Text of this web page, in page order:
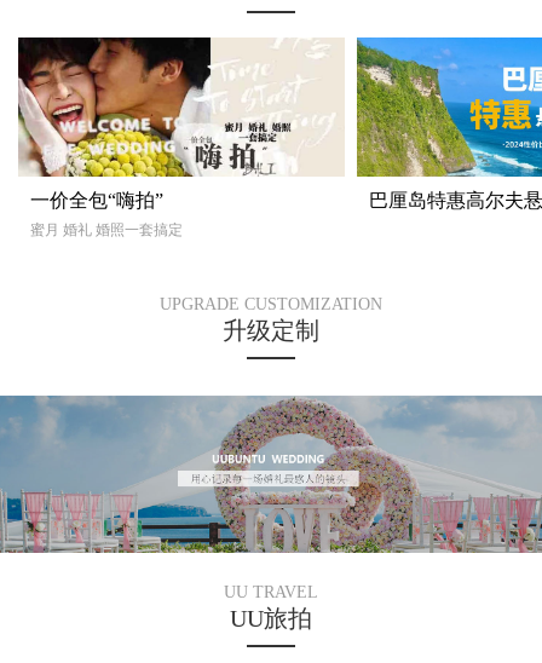
一价全包“嗨拍”
蜜月 婚礼 婚照一套搞定
巴厘岛特惠高尔夫
UPGRADE CUSTOMIZATION
升级定制
UU TRAVEL
UU旅拍